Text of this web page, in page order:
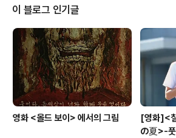
되었고..상큼한 음악만큼 상큼한 음반 자켓은 사서 들으세
요 !! 라고 말하는 자신만만한 도발 같았다. 현재의 우리 음
악계가 디지털 시장에 대한 추파로 자긍심을 잃어가고
는 이 때 허밍 어반 스테레오의 활동은 지극히 루키 같
루키보다 강력한 영향력을 보여준다. (개인적으로 지난 2.
5집에 삽입된 ..
이 블로그 인기글
영화 <올드 보이> 에서의 그림
[영화]<
の夏>-풋